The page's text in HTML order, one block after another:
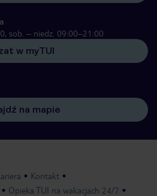
sob. – niedz. 09:00–21:00
w myTUI
na mapie
Kontakt
Opieka TUI na wakacjach 24/7